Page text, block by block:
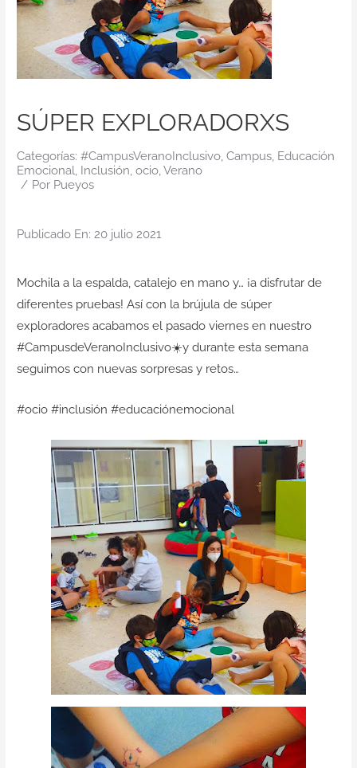
Contacto
SÚPER EXPLORADORXS
Categorías: #CampusVeranoInclusivo, Campus, Educación
Emocional, Inclusión, ocio,Verano
/ Por Pueyos
Publicado En: 20 julio 2021
Mochila a la espalda, catalejo en mano y… ¡a disfrutar de
diferentes pruebas! Así con la brújula de súper
exploradores acabamos el pasado viernes en nuestro
#CampusdeVeranoInclusivo☀️y durante esta semana
seguimos con nuevas sorpresas y retos…
#ocio #inclusión #educaciónemocional